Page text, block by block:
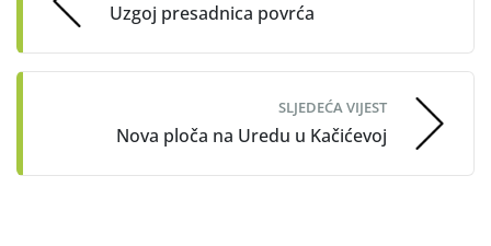
Uzgoj presadnica povrća
SLJEDEĆA VIJEST
Nova ploča na Uredu u Kačićevoj